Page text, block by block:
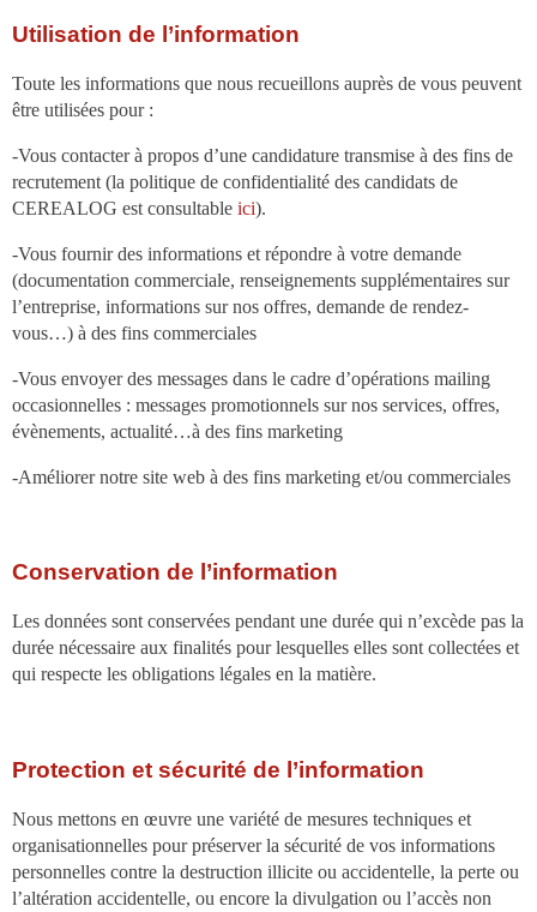
Utilisation de l’information
Toute les informations que nous recueillons auprès de vous peuvent
être utilisées pour :
-Vous contacter à propos d’une candidature transmise à des fins de
recrutement (la politique de confidentialité des candidats de
CEREALOG est consultable ici).
-Vous fournir des informations et répondre à votre demande
(documentation commerciale, renseignements supplémentaires sur
l’entreprise, informations sur nos offres, demande de rendez-
vous…) à des fins commerciales
-Vous envoyer des messages dans le cadre d’opérations mailing
occasionnelles : messages promotionnels sur nos services, offres,
évènements, actualité…à des fins marketing
-Améliorer notre site web à des fins marketing et/ou commerciales
Conservation de l’information
Les données sont conservées pendant une durée qui n’excède pas la
durée nécessaire aux finalités pour lesquelles elles sont collectées et
qui respecte les obligations légales en la matière.
Protection et sécurité de l’information
Nous mettons en œuvre une variété de mesures techniques et
organisationnelles pour préserver la sécurité de vos informations
personnelles contre la destruction illicite ou accidentelle, la perte ou
l’altération accidentelle, ou encore la divulgation ou l’accès non